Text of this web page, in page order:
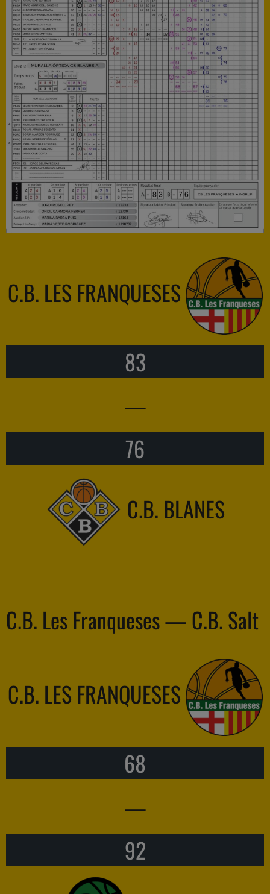
C.B. LES FRANQUESES
83
—
76
C.B. BLANES
C.B. Les Franqueses — C.B. Salt
C.B. LES FRANQUESES
68
—
92